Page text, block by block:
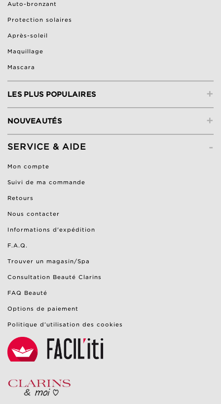
Auto-bronzant
Protection solaires
Après-soleil
Maquillage
Mascara
+
LES PLUS POPULAIRES
+
NOUVEAUTÉS
-
SERVICE & AIDE
Mon compte
Suivi de ma commande
Retours
Nous contacter
Informations d'expédition
F.A.Q.
Trouver un magasin/Spa
Consultation Beauté Clarins
FAQ Beauté
Options de paiement
Politique d’utilisation des cookies